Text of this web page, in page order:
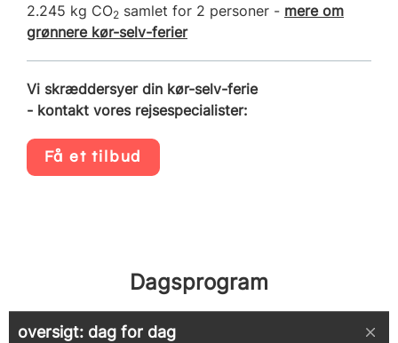
2.245 kg CO2 samlet for 2 personer - mere om
grønnere kør-selv-ferier
Vi skræddersyer din kør-selv-ferie
- kontakt vores rejsespecialister:
Få et tilbud
Dagsprogram
oversigt: dag for dag